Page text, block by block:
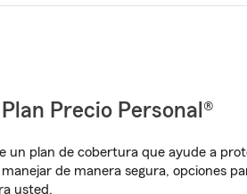
Precio Personal®
un plan de cobertura que ayude a
de manera segura, opciones
usted.